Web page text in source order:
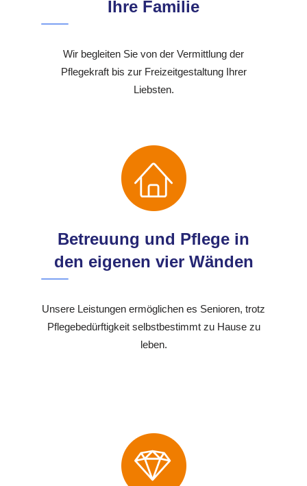
Ihre Familie
Wir begleiten Sie von der Vermittlung der
Pflegekraft bis zur Freizeitgestaltung Ihrer
Liebsten.
Betreuung und Pflege in
den eigenen vier Wänden
Unsere Leistungen ermöglichen es Senioren, trotz
Pflegebedürftigkeit selbstbestimmt zu Hause zu
leben.